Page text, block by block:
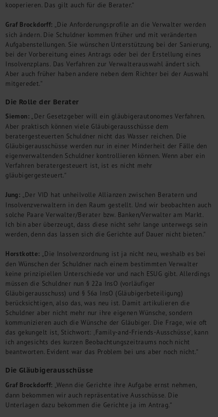
kooperieren. Das gilt auch für die Berater.“
Graf Brockdorff:
„Die Anforderungsprofile an die Verwalter werden
sich ändern. Die Schuldner kommen früher und mit veränderten
Aufgabenstellungen. Sie wünschen Unterstützung bei der Sanierung,
bei der Vorbereitung eines Antrags oder bei der Erstellung eines
Insolvenzplans. Das Verfahren zur Verwalterauswahl ändert sich.
Aber auch früher haben andere neben dem Richter bei der Auswahl
mitgeredet.“
Die Rolle der Berater
Siemon: „Der Gesetzgeber will ein gläubigerautonomes Verfahren.
Aber praktisch können viele Gläubigerausschüsse dem
beratergesteuerten Schuldner nicht das Wasser reichen. Die
Gläubigerausschüsse werden nur in einer Minderheit der Fälle den
eigenverwaltenden Schuldner kontrollieren können. Wenn aber ein
Verfahren beratergesteuert ist, ist es nicht mehr
gläubigergesteuert.“
Jung: „Der VID hat unheilvolle Allianzen zwischen Beratern und
Insolvenzverwaltern in den Raum gestellt. Und wir beobachten auch
solche Paare Verwalter/Berater bzw. Banken/Verwalter am Markt.
Ich bin aber überzeugt, dass diese nicht sehr lange unterwegs sein
werden, denn das lassen sich die Gerichte auf Dauer nicht bieten.“
Horstkotte: „Die Insolvenzordnung ist ja nicht neu, weshalb es bei
den Wünschen der Schuldner nach einem bestimmten Verwalter
keine prinzipiellen Unterschiede vor und nach ESUG gibt. Allerdings
müssen die Schuldner nun § 22a InsO (vorläufiger
Gläubigerausschuss) und § 56a InsO (Gläubigerbeteiligung)
berücksichtigen, also das, was neu ist. Damit artikulieren die
Schuldner aber nicht mehr nur ihre eigenen Wünsche, sondern
kommunizieren auch die Wünsche der Gläubiger. Die Frage, wie oft
das gekungelt ist, Stichwort: ‚Family-and-Friends-Ausschüsse‘, kann
ich angesichts des kurzen Beobachtungszeitraums noch nicht
beantworten. Evident war das Problem bei uns aber noch nicht.“
Die Gläubigerausschüsse
Graf Brockdorff: „Wenn die Gerichte ihre Aufgabe ernst nehmen,
dann bekommen wir auch repräsentative Ausschüsse. Die
Unterlagen dazu bekommen die Gerichte ja im Antrag.“